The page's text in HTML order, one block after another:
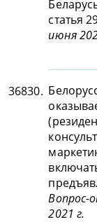
статья
июня
36830.
Вопрос-
2021 г.